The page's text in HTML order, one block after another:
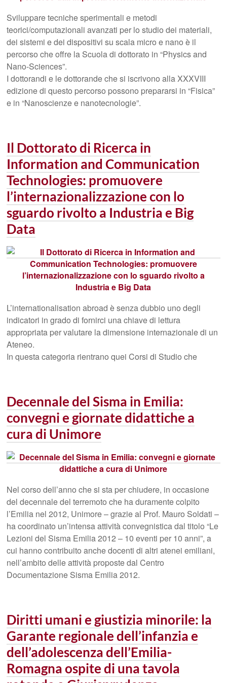
Sviluppare tecniche sperimentali e metodi
teorici/computazionali avanzati per lo studio dei materiali,
dei sistemi e dei dispositivi su scala micro e nano è il
percorso che offre la Scuola di dottorato in “Physics and
Nano-Sciences”.
I dottorandi e le dottorande che si iscrivono alla XXXVIII
edizione di questo percorso possono prepararsi in “Fisica”
e in “Nanoscienze e nanotecnologie”.
Il Dottorato di Ricerca in
Information and Communication
Technologies: promuovere
l’internazionalizzazione con lo
sguardo rivolto a Industria e Big
Data
L’internationalisation abroad è senza dubbio uno degli
indicatori in grado di fornirci una chiave di lettura
appropriata per valutare la dimensione internazionale di un
Ateneo.
In questa categoria rientrano quei Corsi di Studio che
Decennale del Sisma in Emilia:
convegni e giornate didattiche a
cura di Unimore
Nel corso dell’anno che si sta per chiudere, in occasione
del decennale del terremoto che ha duramente colpito
l’Emilia nel 2012, Unimore – grazie al Prof. Mauro Soldati –
ha coordinato un’intensa attività convegnistica dal titolo “Le
Lezioni del Sisma Emilia 2012 – 10 eventi per 10 anni”, a
cui hanno contribuito anche docenti di altri atenei emiliani,
nell’ambito delle attività proposte dal Centro
Documentazione Sisma Emilia 2012.
Diritti umani e giustizia minorile: la
Garante regionale dell’infanzia e
dell’adolescenza dell’Emilia-
Romagna ospite di una tavola